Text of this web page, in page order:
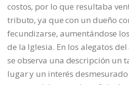
costos, por lo que resultaba
tributo, ya que con un dueño
fecundizarse, aumentándose
de la Iglesia. En los alegatos
se observa una descripción un
lugar y un interés